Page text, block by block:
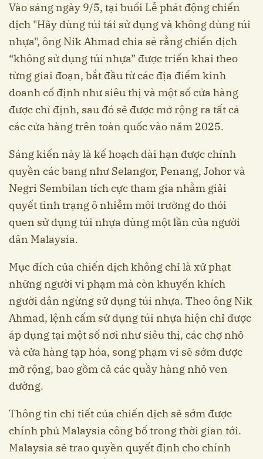
Vào sáng ngày 9/5, tại buổi Lễ phát động chiến
dịch "Hãy dùng túi tái sử dụng và không dùng túi
nhựa", ông Nik Ahmad chia sẻ rằng chiến dịch
“không sử dụng túi nhựa” được triển khai theo
từng giai đoạn, bắt đầu từ các địa điểm kinh
doanh cố định như siêu thị và một số cửa hàng
được chỉ định, sau đó sẽ được mở rộng ra tất cả
các cửa hàng trên toàn quốc vào năm 2025.
Sáng kiến này là kế hoạch dài hạn được chính
quyền các bang như Selangor, Penang, Johor và
Negri Sembilan tích cực tham gia nhằm giải
quyết tình trạng ô nhiễm môi trường do thói
quen sử dụng túi nhựa dùng một lần của người
dân Malaysia.
Mục đích của chiến dịch không chỉ là xử phạt
những người vi phạm mà còn khuyến khích
người dân ngừng sử dụng túi nhựa. Theo ông Nik
Ahmad, lệnh cấm sử dụng túi nhựa hiện chỉ được
áp dụng tại một số nơi như siêu thị, các chợ nhỏ
và cửa hàng tạp hóa, song phạm vi sẽ sớm được
mở rộng, bao gồm cả các quầy hàng nhỏ ven
đường.
Thông tin chi tiết của chiến dịch sẽ sớm được
chính phủ Malaysia công bố trong thời gian tới.
Malaysia sẽ trao quyền quyết định cho chính